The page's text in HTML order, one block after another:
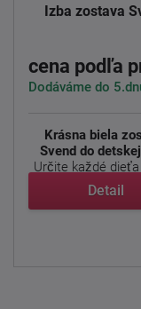
Izba zostava
cena podľa
Dodáváme do
Krásna biela
Svend do
Určite každé
Detail